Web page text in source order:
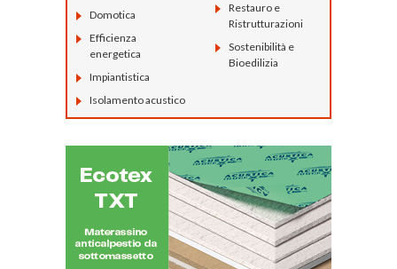
Domotica
Efficienza
energetica
Impiantistica
Isolamento acustico
Restauro e
Ristrutturazioni
Sostenibilità e
Bioedilizia